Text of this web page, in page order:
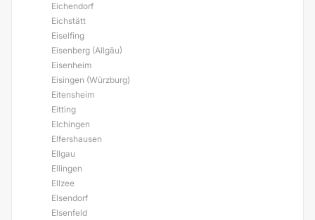
Eichendorf
Eichstätt
Eiselfing
Eisenberg (Allgäu)
Eisenheim
Eisingen (Würzburg)
Eitensheim
Eitting
Elchingen
Elfershausen
Ellgau
Ellingen
Ellzee
Elsendorf
Elsenfeld